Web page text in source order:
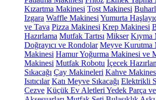
Kızartma Makinesi Tost Makinesi
Izgara Waffle Makinesi Yumurta
ve Tava Pizza Makinesi Krep Makinesi
Hazırlama Mutfak Tartısı Mikser Kıyma
Doğrayıcı ve Rondolar Meyve Kurutma
Makinesi Hamur Yoğurma Makinesi ve
Makinesi Mutfak Robotu İçecek
Sıkacağı Çay Makineleri Kahve
Isıtıcılar Katı Meyve Sıkacağı Elektrikli
Cezve Küçük Ev Aletleri Yedek Parça ve